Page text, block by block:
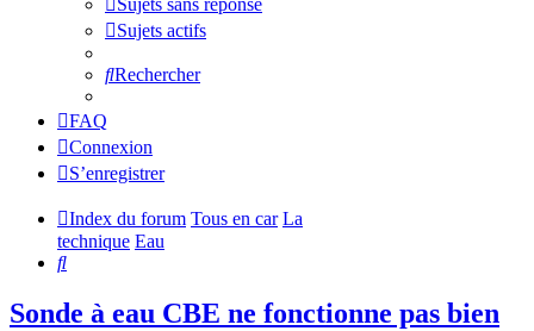
Sujets sans réponse
Sujets actifs
Rechercher
FAQ
Connexion
S’enregistrer
Index du forum Tous en car La
technique Eau
Rechercher
Sonde à eau CBE ne fonctionne pas bien